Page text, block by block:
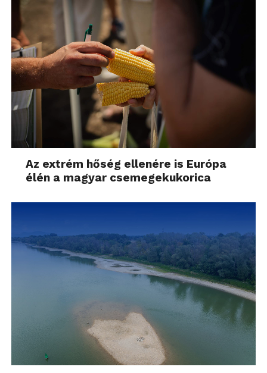
Az extrém hőség ellenére is Európa
élén a magyar csemegekukorica